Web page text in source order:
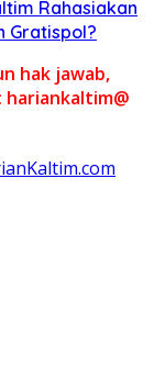
Rahasiakan
Gratispol?
hak jawab,
hariankaltim@